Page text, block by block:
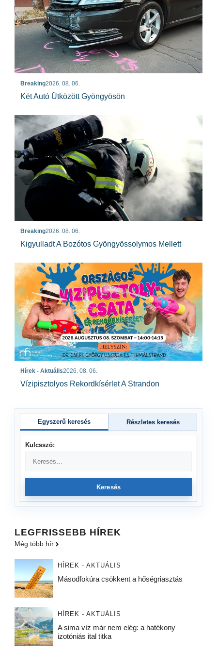
Breaking2026. 08. 06.
Két Autó Ütközött Gyöngyösön
Breaking2026. 08. 06.
Kigyulladt A Bozótos Gyöngyössolymos Mellett
Hírek - Aktuális2026. 08. 06.
Vízipisztolyos Rekordkísérlet A Strandon
Egyszerű keresés Részletes keresés
Kulcsszó:
Keresés
LEGFRISSEBB HÍREK
Még több hír
HÍREK - AKTUÁLIS
Másodfokúra csökkent a hőségriasztás
HÍREK - AKTUÁLIS
A sima víz már nem elég: a hatékony
izotóniás ital titka